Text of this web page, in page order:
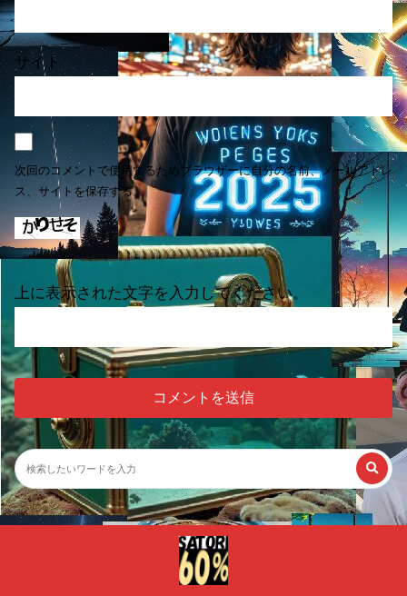
サイト
次回のコメントで使用するためブラウザーに自分の名前、メールアドレ
ス、サイトを保存する。
上に表示された文字を入力してください。